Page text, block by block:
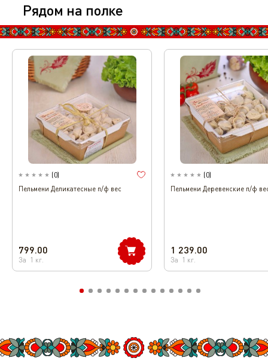
Рядом на полке
(0)
Пельмени Деликатесные п/ф вес
799.00
За 1 кг.
(0)
Пельмени Деревенские п/ф
1 239.00
За 1 кг.